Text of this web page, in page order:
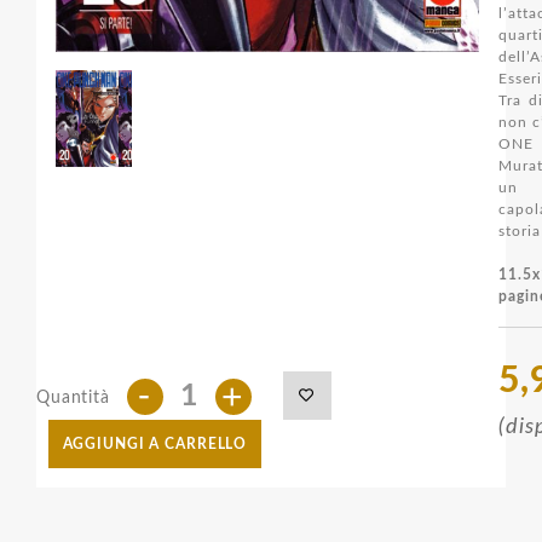
Tra
non
un
storia
Quantità - +
AGGIUNGI A CARRELLO